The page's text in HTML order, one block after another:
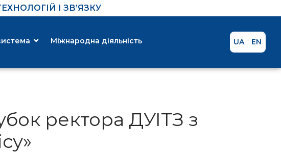
І ЗВ’ЯЗКУ
Міжнародна діяльність UA EN
ректора ДУІТЗ з